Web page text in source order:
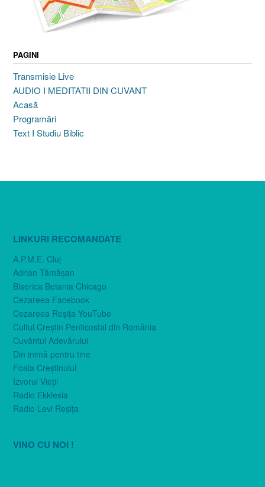
PAGINI
Transmisie Live
AUDIO I MEDITATII DIN CUVANT
Acasă
Programări
Text I Studiu Biblic
LINKURI RECOMANDATE
A.P.M.E. Cluj
Adrian Tămăşan
Biserica Betania Chicago
Cezareea Facebook
Cezareea Reşiţa YouTube
Cultul Creştin Penticostal din România
Cuvântul Adevărului
Din inimă pentru tine
Foaia Creştinului
Izvorul Vieţii
Radio Ekklesia
Radio Levi Reşiţa
VINO CU NOI !